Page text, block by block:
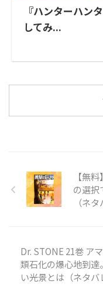
『ハンターハン
してみ...
【無
の選択
（ネ
Dr. STONE 21巻 ア
類石化の爆心地到
い光景とは（ネタバ